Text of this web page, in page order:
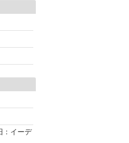
：イーデ